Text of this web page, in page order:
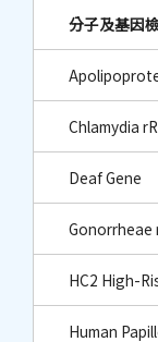
分子及基因
Chlamydia
Deaf Gene
Gonorrheae
HC2 High-
Human